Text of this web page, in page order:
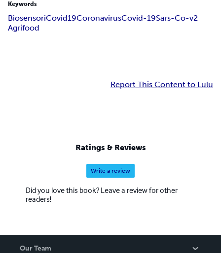
Keywords
BiosensoriCovid19CoronavirusCovid-19Sars-Co-v2
Agrifood
Report This Content to Lulu
Ratings & Reviews
Write a review
Did you love this book? Leave a review for other
readers!
Our Team